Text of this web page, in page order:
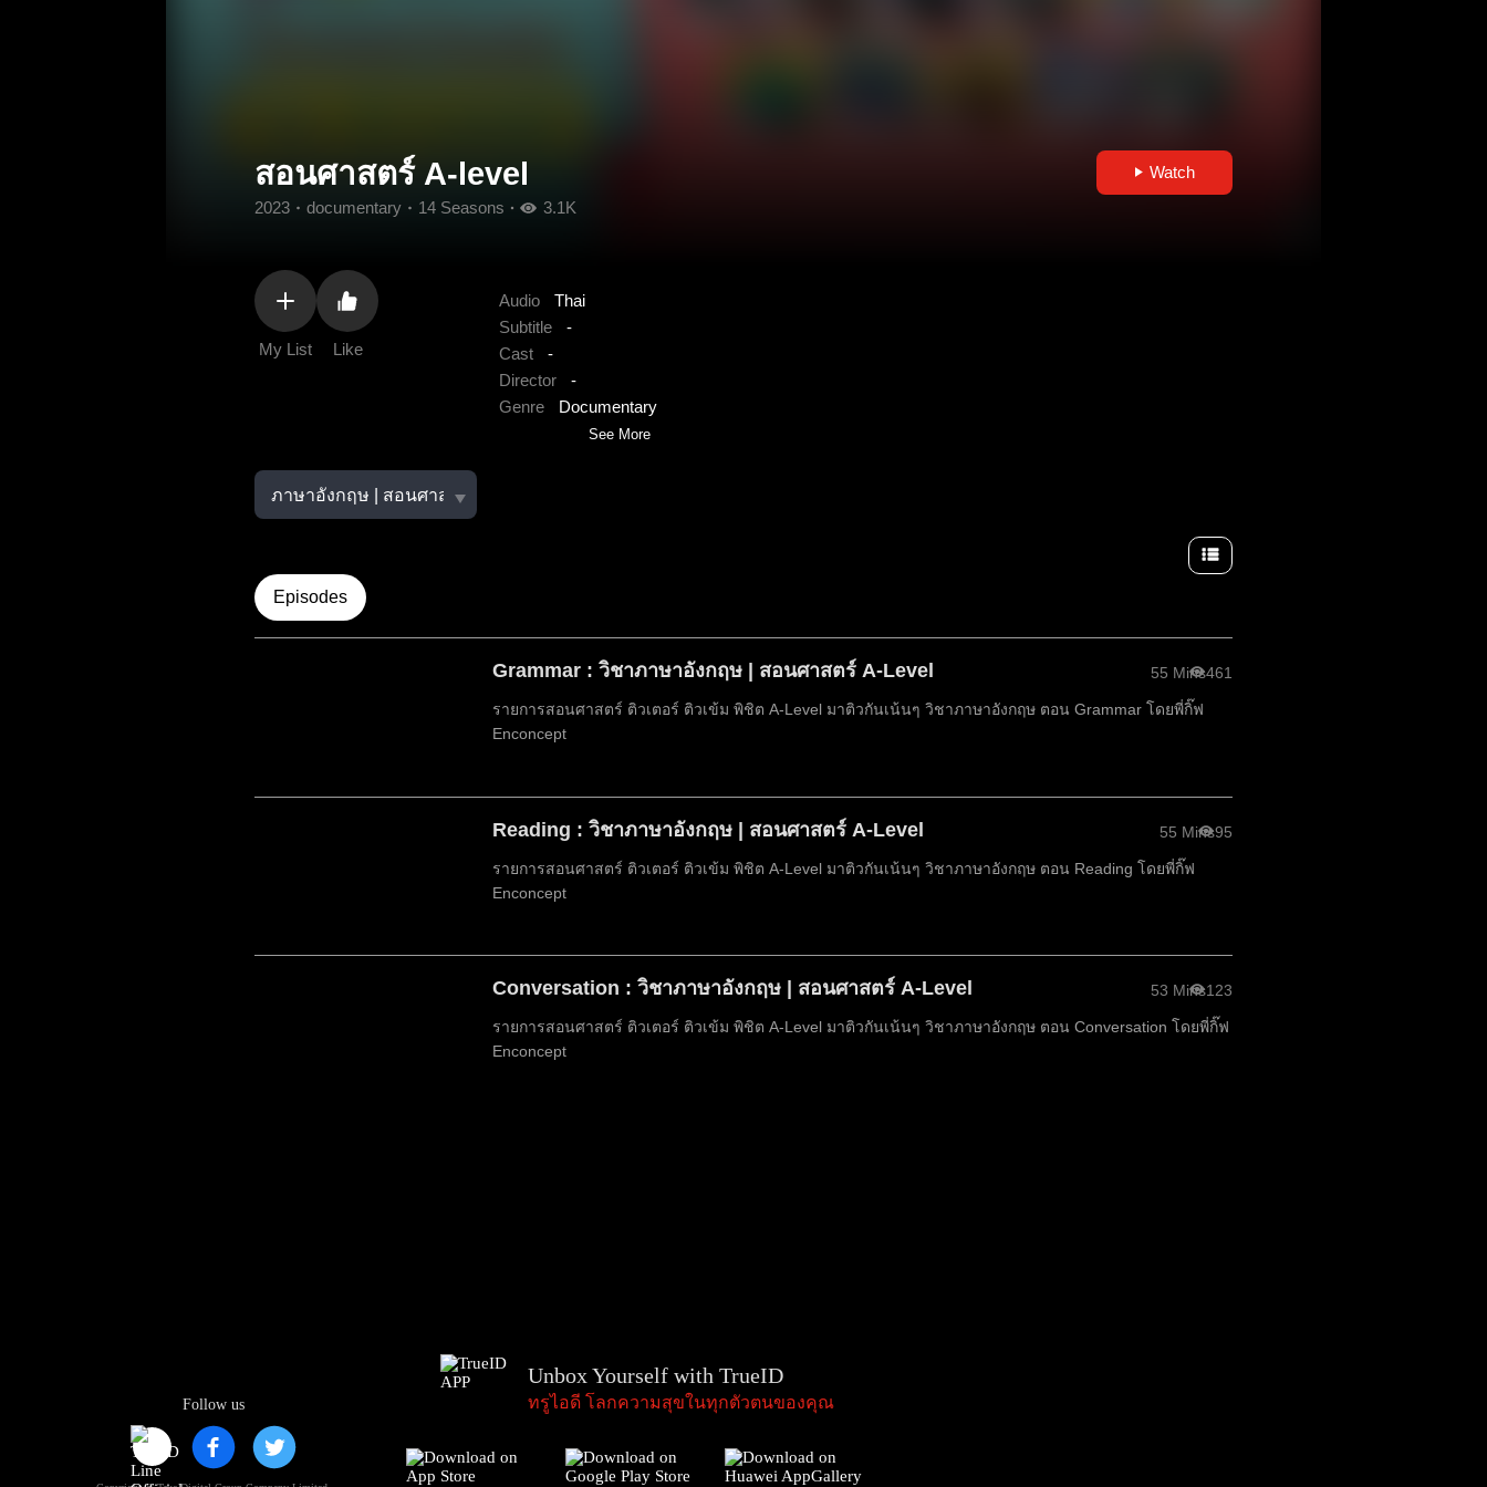
สอนศาสตร์ A-level
2023 documentary 14 Seasons 3.1K
Watch
My List Like
Audio
Thai
Subtitle
-
Cast
-
Director
-
Genre
Documentary
See More
Episodes
Grammar : วิชาภาษาอังกฤษ | สอนศาสตร์ A-Level 55 Mins461
รายการสอนศาสตร์ ติวเตอร์ ติวเข้ม พิชิต A-Level มาติวกันเน้นๆ วิชาภาษาอังกฤษ ตอน Grammar โดยพี่กิ๊ฟ
Enconcept
Reading : วิชาภาษาอังกฤษ | สอนศาสตร์ A-Level 55 Mins95
รายการสอนศาสตร์ ติวเตอร์ ติวเข้ม พิชิต A-Level มาติวกันเน้นๆ วิชาภาษาอังกฤษ ตอน Reading โดยพี่กิ๊ฟ
Enconcept
Conversation : วิชาภาษาอังกฤษ | สอนศาสตร์ A-Level 53 Mins123
รายการสอนศาสตร์ ติวเตอร์ ติวเข้ม พิชิต A-Level มาติวกันเน้นๆ วิชาภาษาอังกฤษ ตอน Conversation โดยพี่กิ๊ฟ
Enconcept
Follow us
Unbox Yourself with TrueID
ทรูไอดี โลกความสุขในทุกตัวตนของคุณ